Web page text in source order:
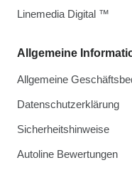
Allgemeine
Allgemeine
Datenschutzerklärung
Sicherheitshinweise
Autoline Bewertungen
Linemedia Digital ™